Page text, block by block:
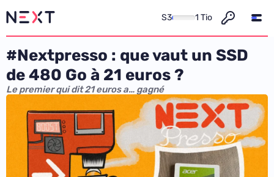
S3 1 Tio
#Nextpresso : que vaut un SSD
de 480 Go à 21 euros ?
Le premier qui dit 21 euros a… gagné